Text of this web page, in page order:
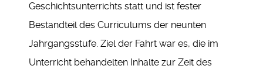
Geschichtsunterrichts statt und ist fester
Bestandteil des Curriculums der neunten
Jahrgangsstufe. Ziel der Fahrt war es, die im
Unterricht behandelten Inhalte zur Zeit des